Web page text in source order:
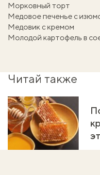
Морковный торт
Медовое печенье с
Медовик с кремом
Молодой картофель в
Читай также